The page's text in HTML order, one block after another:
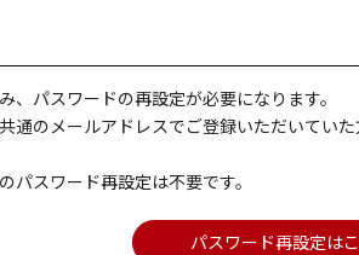
、パスワードの再設定が必要になります。
通のメールアドレスでご登録いただいてい
パスワード再設定は不要です。
パスワード再設定は